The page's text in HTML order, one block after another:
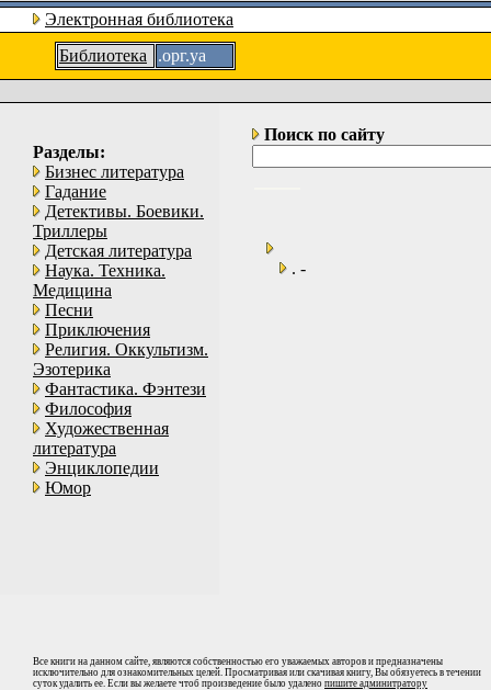
Электронная библиотека
Библиотека
.орг.уа
Разделы:
Бизнес литература
Гадание
Детективы. Боевики.
Триллеры
Детская литература
Наука. Техника.
Медицина
Песни
Приключения
Религия. Оккультизм.
Эзотерика
Фантастика. Фэнтези
Философия
Художественная
литература
Энциклопедии
Юмор
Поиск по сайту
. -
Все книги на данном сайте, являются собственностью его уважаемых авторов и предназначены
исключительно для ознакомительных целей. Просматривая или скачивая книгу, Вы обязуетесь в течении
суток удалить ее. Если вы желаете чтоб произведение было удалено пишите админитратору